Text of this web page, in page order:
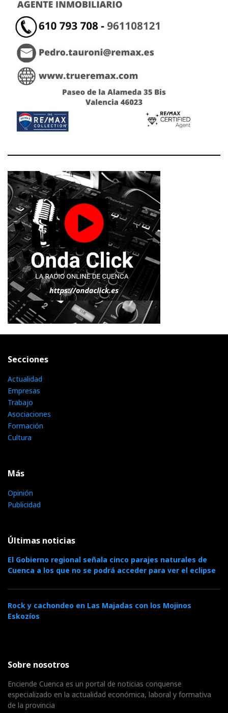
Secciones
Actualidad
Empresas
Trabajo
Asociaciones
Formación
Cultura
Más
Opinión
Publicidad
Últimas noticias
El Gobierno regional señala cinco parajes naturales de
Cuenca a los que no se podrá acceder para ver el eclipse
Rock y cachondeo en Las Majadas con los Mojinos
Eskozíos
Sobre nosotros
Enciende Cuenca es un portal de noticias conquense
especializado en la actualidad económica, laboral y formativa
de la provincia